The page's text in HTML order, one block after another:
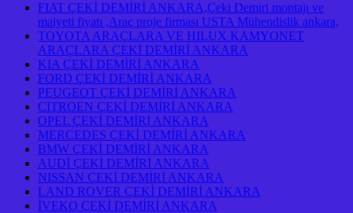
FIAT ÇEKİ DEMİRİ ANKARA,Çeki Demiri montajı ve
maiyeti fiyatı ,Araç proje firması USTA Mühendislik ankara,
TOYOTA ARAÇLARA VE HILUX KAMYONET
ARAÇLARA ÇEKİ DEMİRİ ANKARA
KIA ÇEKİ DEMİRİ ANKARA
FORD ÇEKİ DEMİRİ ANKARA
PEUGEOT ÇEKİ DEMİRİ ANKARA
CITROEN ÇEKİ DEMİRİ ANKARA
OPEL ÇEKİ DEMİRİ ANKARA
MERCEDES ÇEKİ DEMİRİ ANKARA
BMW ÇEKİ DEMİRİ ANKARA
AUDİ ÇEKİ DEMİRİ ANKARA
NISSAN ÇEKİ DEMİRİ ANKARA
LAND ROVER ÇEKİ DEMİRİ ANKARA
İVEKO ÇEKİ DEMİRİ ANKARA